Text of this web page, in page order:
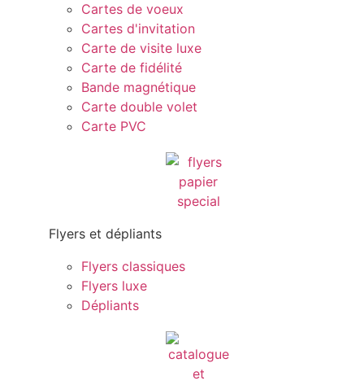
Cartes de voeux
Cartes d'invitation
Carte de visite luxe
Carte de fidélité
Bande magnétique
Carte double volet
Carte PVC
Flyers et dépliants
Flyers classiques
Flyers luxe
Dépliants